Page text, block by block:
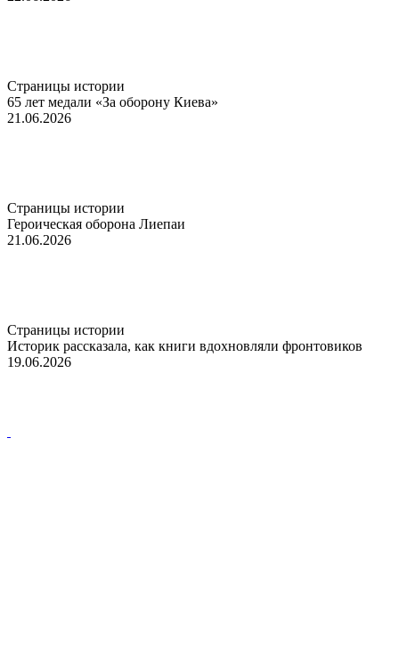
Страницы истории
65 лет медали «За оборону Киева»
21.06.2026
Страницы истории
Героическая оборона Лиепаи
21.06.2026
Страницы истории
Историк рассказала, как книги вдохновляли фронтовиков
19.06.2026